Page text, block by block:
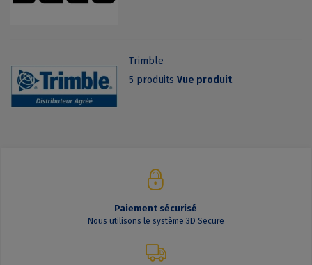
Trimble
5 produits Vue produit
Paiement sécurisé
Nous utilisons le système 3D Secure